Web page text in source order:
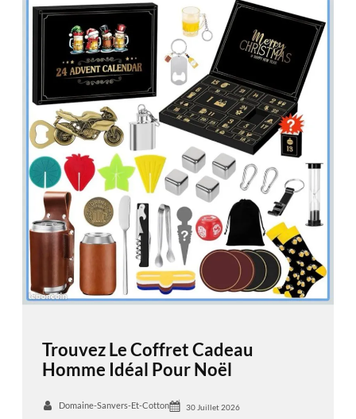
Trouvez Le Coffret Cadeau
Homme Idéal Pour Noël
Domaine-Sanvers-Et-Cotton 30 Juillet 2026